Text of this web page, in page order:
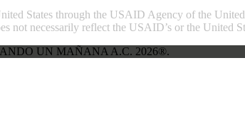
States through the USAID Agency of the
not necessarily reflect the USAID’s or the United
UN MAÑANA A.C. 2026®.